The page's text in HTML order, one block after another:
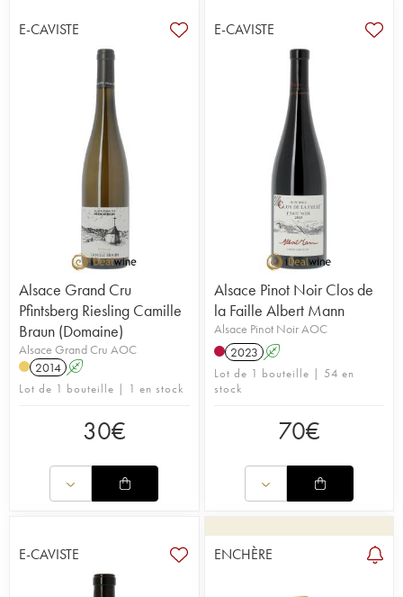
E-CAVISTE
Alsace Grand Cru
Pfintsberg Riesling Camille
Braun (Domaine)
Alsace Grand Cru AOC
2014 A
Lot de 1 bouteille | 1 en stock
30€
E-CAVISTE
Alsace Pinot Noir Clos de
la Faille Albert Mann
Alsace Pinot Noir AOC
2023 A
Lot de 1 bouteille | 54 en
stock
70€
E-CAVISTE ENCHÈRE